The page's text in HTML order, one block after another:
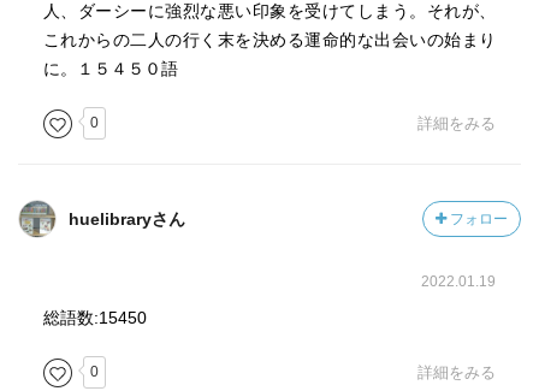
人、ダーシーに強烈な悪い印象を受けてしまう。それが、
これからの二人の行く末を決める運命的な出会いの始まり
に。１５４５０語
0 詳細をみる
huelibraryさん フォロー
2022.01.19
総語数:15450
0 詳細をみる